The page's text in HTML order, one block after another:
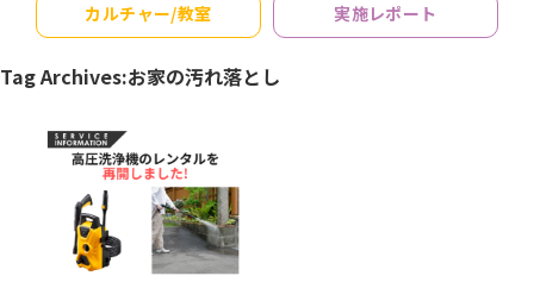
カルチャー/教室 実施レポート
Tag Archives:お家の汚れ落とし